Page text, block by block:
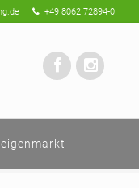
+49 8062 72894-0